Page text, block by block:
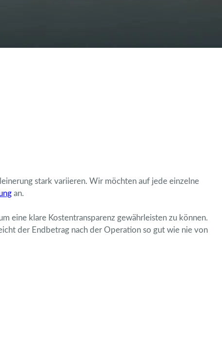
stark variieren. Wir möchten auf jede einzelne
an.
eine klare Kostentransparenz gewährleisten zu können.
der Endbetrag nach der Operation so gut wie nie von